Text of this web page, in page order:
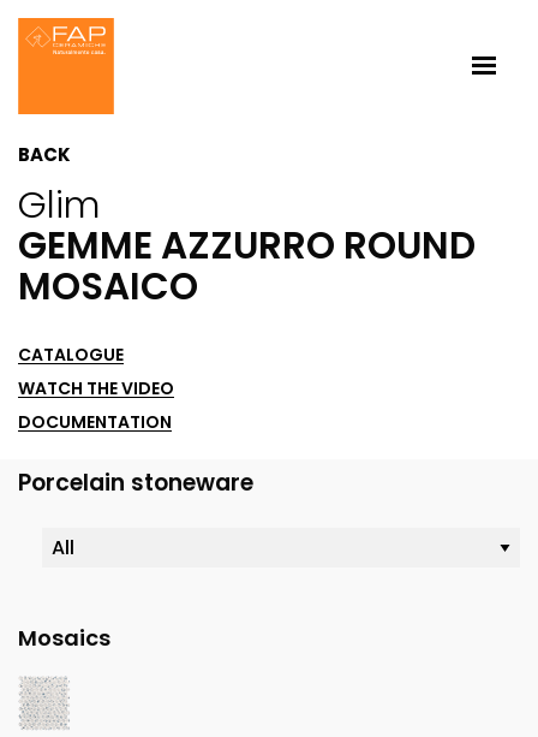
BACK
Glim
GEMME AZZURRO ROUND
MOSAICO
CATALOGUE
WATCH THE VIDEO
DOCUMENTATION
Porcelain stoneware
Mosaics